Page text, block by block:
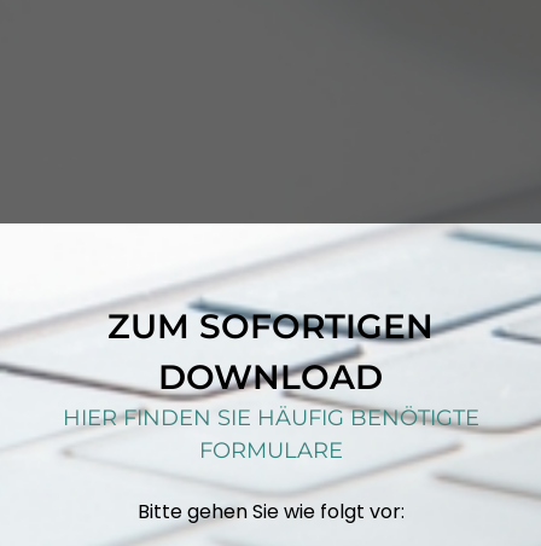
ZUM SOFORTIGEN
DOWNLOAD
HIER FINDEN SIE HÄUFIG BENÖTIGTE
FORMULARE
Bitte gehen Sie wie folgt vor: